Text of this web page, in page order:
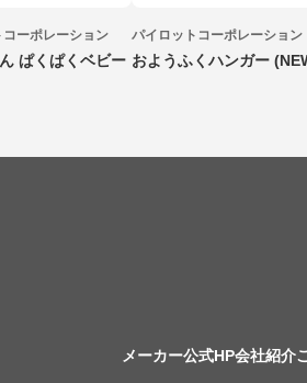
ーポレーション
ぱくぱくベビー
パイロットコーポレーション
おようふくハンガー
メーカー公式HP会社紹介